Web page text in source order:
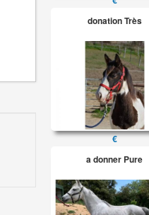
donation Très
€
a donner Pure